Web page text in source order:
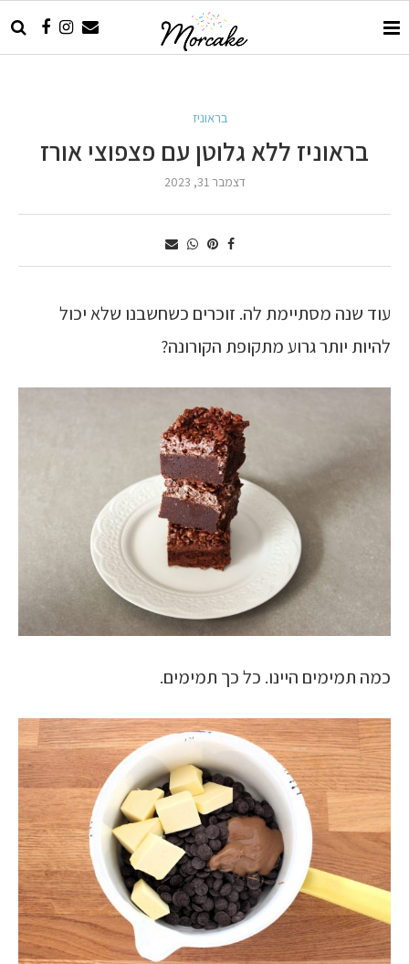
בראוניז
בראוניז ללא גלוטן עם פצפוצי אורז
דצמבר 31, 2023
עוד שנה מסתיימת לה. זוכרים כשחשבנו שלא יכול
להיות יותר גרוע מתקופת הקורונה?
כמה תמימים היינו. כל כך תמימים.